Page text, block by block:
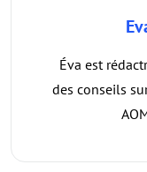
Éva est
des conseils